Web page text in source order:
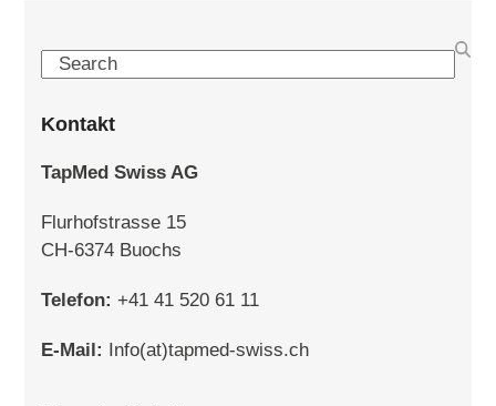
Search
Kontakt
TapMed Swiss AG
Flurhofstrasse 15
CH-6374 Buochs
Telefon: +41 41 520 61 11
E-Mail: Info(at)tapmed-swiss.ch